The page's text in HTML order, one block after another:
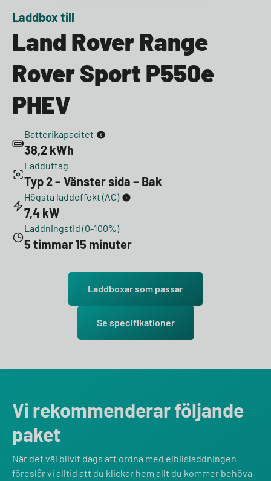
Laddbox till
Land Rover Range
Rover Sport P550e
PHEV
Batterikapacitet
38,2 kWh
Ladduttag
Typ 2 – Vänster sida – Bak
Högsta laddeffekt (AC)
7,4 kW
Laddningstid (0-100%)
5 timmar 15 minuter
Laddboxar som passar
Se specifikationer
Vi rekommenderar följande
paket
När det väl blivit dags att ordna med elbilsladdningen
föreslår vi alltid att du klickar hem allt du kommer behöva